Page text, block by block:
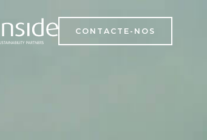
CONTACTE-NOS